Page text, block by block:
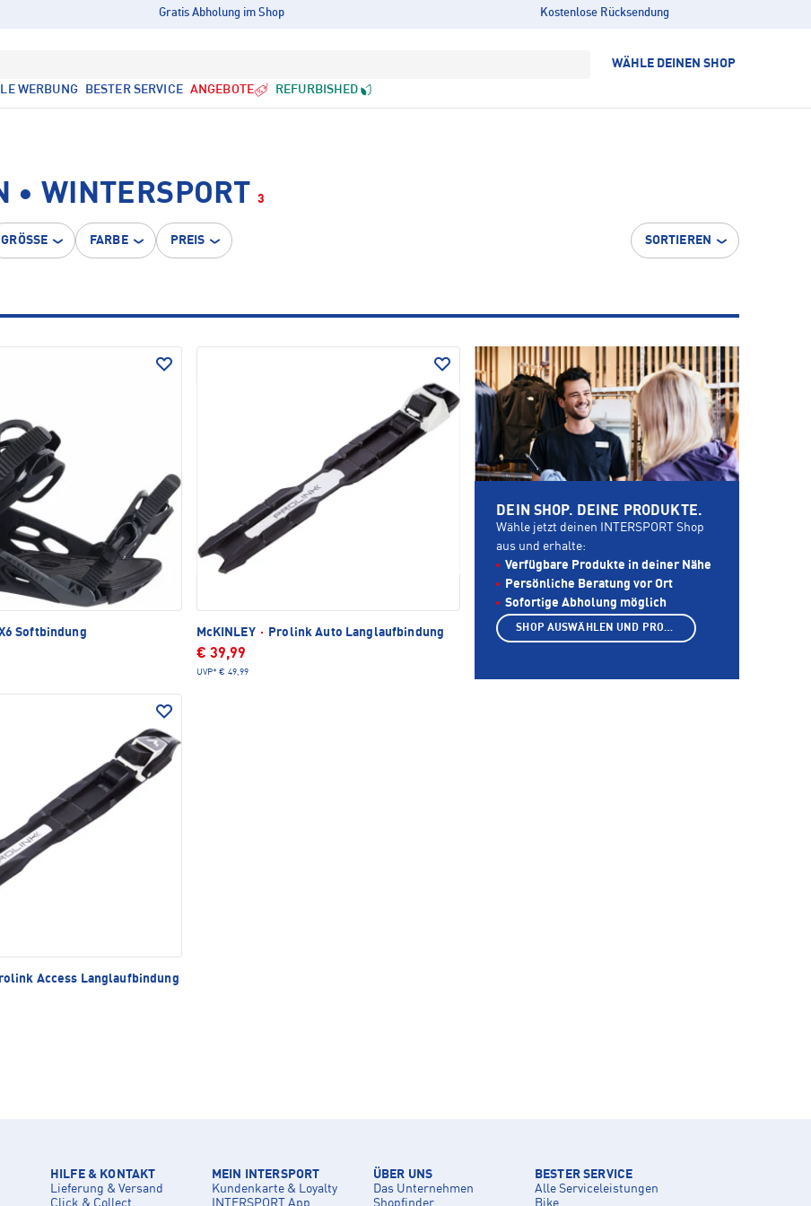
Gratis Abholung im Shop Kostenlose Rücksendung
WÄHLE DEINEN SHOP
WERBUNG BESTER SERVICE ANGEBOTE REFURBISHED
• WINTERSPORT 3
GRÖSSE FARBE PREIS SORTIEREN
Softbindung McKINLEY · Prolink Auto Langlaufbindung
€ 39,99
UVP* € 49,99
Access Langlaufbindung
DEIN SHOP. DEINE PRODUKTE.
Wähle jetzt deinen INTERSPORT Shop
aus und erhalte:
Verfügbare Produkte in deiner Nähe
Persönliche Beratung vor Ort
Sofortige Abholung möglich
SHOP AUSWÄHLEN UND PRODUKTE ANZEIGEN
HILFE & KONTAKT
Lieferung & Versand
MEIN INTERSPORT
Kundenkarte & Loyalty
ÜBER UNS
Das Unternehmen
BESTER SERVICE
Alle Serviceleistungen